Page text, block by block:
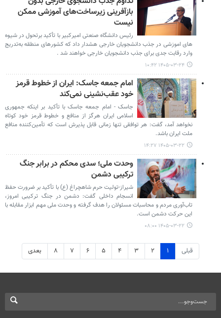
بازآفرینی زیرساخت‌های آموزشی ممکن
نیست
رئیس دانشگاه صنعتی امیرکبیر با تأکید برتحول در شیوه
های اموزشی در جذب دانشجویان خارجی هشدار داد که کشورهای منطقه به‌تدریج
وارد رقابت جدی برای جذب دانشجویان خارجی خواهند شد .
۱۴۰۵-۰۳-۲۴ ۱۰:۴۲
امام جمعه جاسک: ایران از خطوط قرمز
خود عقب‌نشینی نمی‌کند
جاسک - امام جمعه جاسک با تأکید بر اینکه جمهوری
اسلامی ایران هرگز از منافع و خطوط قرمز خود کوتاه
نخواهد آمد، گفت: هر توافقی تنها زمانی قابل پذیرش است که تأمین‌کننده منافع
ملت ایران باشد.
۱۴۰۵-۰۳-۲۲ ۱۴:۲۷
وحدت ملی؛ سدی محکم در برابر جنگ
ترکیبی دشمن
شیراز-تولیت حرم شاهچراغ (ع) با تأکید بر ضرورت حفظ
انسجام داخلی گفت: دشمن در جنگ ترکیبی امروز،
تاب‌آوری مردم و محاسبات مسئولان را هدف گرفته و وحدت ملی مهم‌ ابزار مقابله با
این حرکت دشمن است.
۱۴۰۵-۰۳-۲۲ ۰۸:۰۰
قبلی ۱ ۲ ۳ ۴ ۵ ۶ ۷ ۸ بعدی